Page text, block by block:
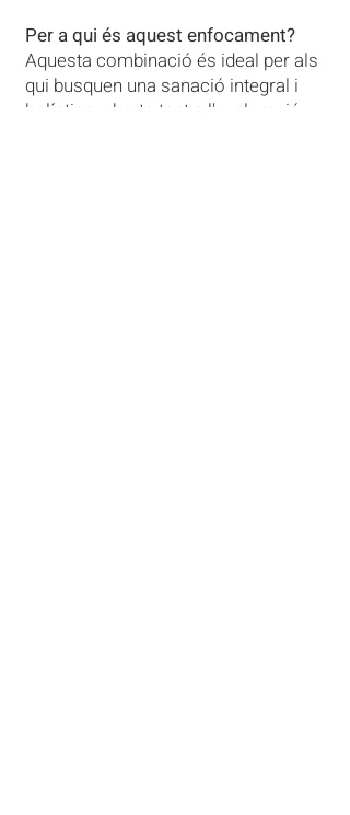
Per a qui és aquest enfocament?
Aquesta combinació és ideal per als
qui busquen una sanació integral i
holística, oberta tant a l'exploració